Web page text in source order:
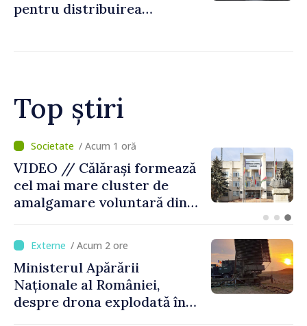
pentru distribuirea
Top știri
/ Acum 1 oră
BTA: Tendința de scădere a
nivelului Dunării se menține,
iar situația hidrologică
/ Acum 2 ore
Ministerul Apărării
Naționale al României,
despre drona explodată în